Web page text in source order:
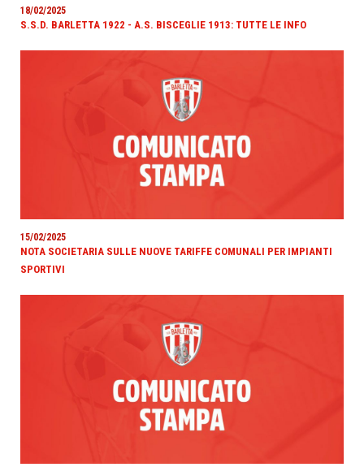
18/02/2025
S.S.D. BARLETTA 1922 - A.S. BISCEGLIE 1913: TUTTE LE INFO
15/02/2025
NOTA SOCIETARIA SULLE NUOVE TARIFFE COMUNALI PER IMPIANTI
SPORTIVI